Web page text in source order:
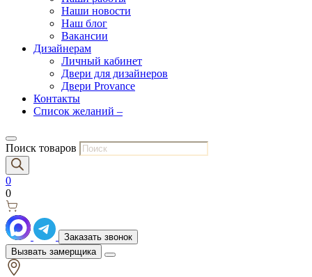
Наши новости
Наш блог
Вакансии
Дизайнерам
Личный кабинет
Двери для дизайнеров
Двери Provance
Контакты
Список желаний –
Поиск товаров
0
0
Заказать звонок
Вызвать замерщика